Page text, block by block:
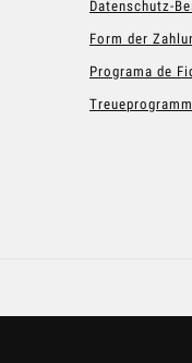
Datenschutz-
Form der
Programa de